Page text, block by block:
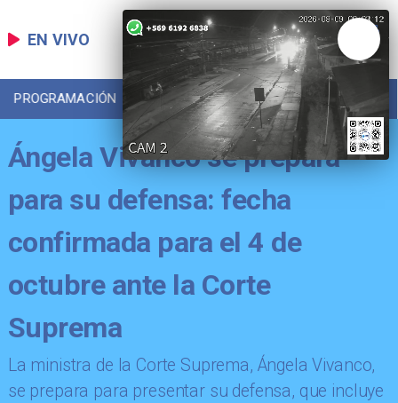
EN VIVO
PROGRAMACIÓN LOCAL DEPORTES
Ángela Vivanco se prepara
para su defensa: fecha
confirmada para el 4 de
octubre ante la Corte
Suprema
​La ministra de la Corte Suprema, Ángela Vivanco,
se prepara para presentar su defensa, que incluye